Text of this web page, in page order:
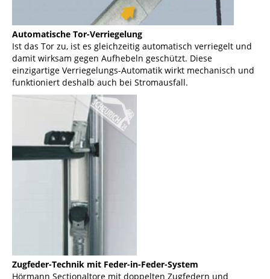
Automatische Tor-Verriegelung
Ist das Tor zu, ist es gleichzeitig automatisch verriegelt und
damit wirksam gegen Aufhebeln geschützt. Diese
einzigartige Verriegelungs-Automatik wirkt mechanisch und
funktioniert deshalb auch bei Stromausfall.
Zugfeder-Technik mit Feder-in-Feder-System
Hörmann Sectionaltore mit doppelten Zugfedern und